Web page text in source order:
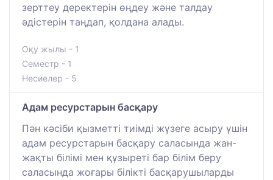
зерттеу деректерін өңдеу және талдау
әдістерін таңдап, қолдана алады.
Оқу жылы - 1
Семестр - 1
Несиелер - 5
Адам ресурстарын басқару
Пән кәсіби қызметті тиімді жүзеге асыру үшін
адам ресурстарын басқару саласында жан-
жақты білімі мен құзыреті бар білім беру
саласында жоғары білікті басқарушыларды